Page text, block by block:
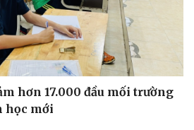
hơn 17.000 đầu mối trường
học mới